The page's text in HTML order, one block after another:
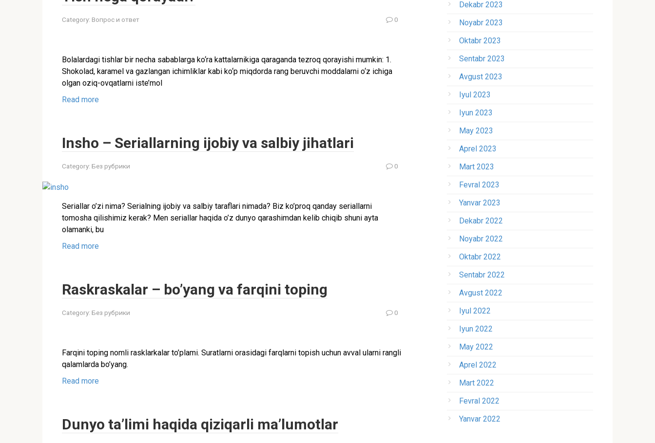
Category: Вопрос и ответ 0
Bolalardagi tishlar bir necha sabablarga ko‘ra kattalarnikiga qaraganda tezroq qorayishi mumkin: 1.
Shokolad, karamel va gazlangan ichimliklar kabi ko‘p miqdorda rang beruvchi moddalarni o‘z ichiga
olgan oziq-ovqatlarni iste’mol
Read more
Insho – Seriallarning ijobiy va salbiy jihatlari
Category: Без рубрики 0
Seriallar o’zi nima? Serialning ijobiy va salbiy taraflari nimada? Biz ko’proq qanday seriallarni
tomosha qilishimiz kerak? Men seriallar haqida o’z dunyo qarashimdan kelib chiqib shuni ayta
olamanki, bu
Read more
Raskraskalar – bo’yang va farqini toping
Category: Без рубрики 0
Farqini toping nomli rasklarkalar to’plami. Suratlarni orasidagi farqlarni topish uchun avval ularni rangli
qalamlarda bo’yang.
Read more
Dunyo ta’limi haqida qiziqarli ma’lumotlar
Dekabr 2023
Noyabr 2023
Oktabr 2023
Sentabr 2023
Avgust 2023
Iyul 2023
Iyun 2023
May 2023
Aprel 2023
Mart 2023
Fevral 2023
Yanvar 2023
Dekabr 2022
Noyabr 2022
Oktabr 2022
Sentabr 2022
Avgust 2022
Iyul 2022
Iyun 2022
May 2022
Aprel 2022
Mart 2022
Fevral 2022
Yanvar 2022